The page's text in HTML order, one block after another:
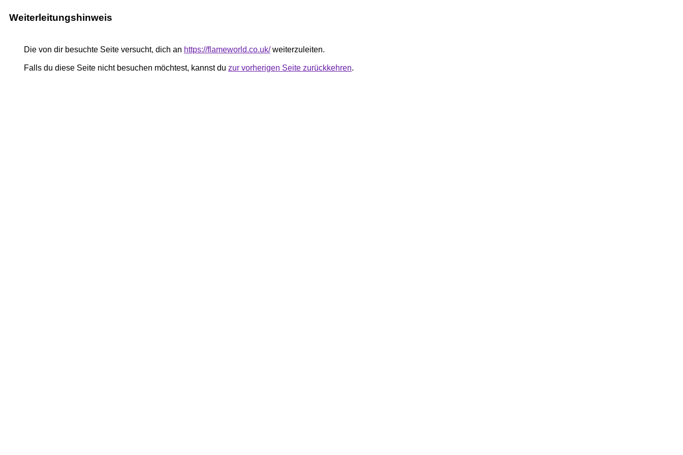
Weiterleitungshinweis
Die von dir besuchte Seite versucht, dich an https://flameworld.co.uk/weiterzuleiten.
Falls du diese Seite nicht besuchen möchtest, kannst du zur vorherigen Seite zurückkehren.